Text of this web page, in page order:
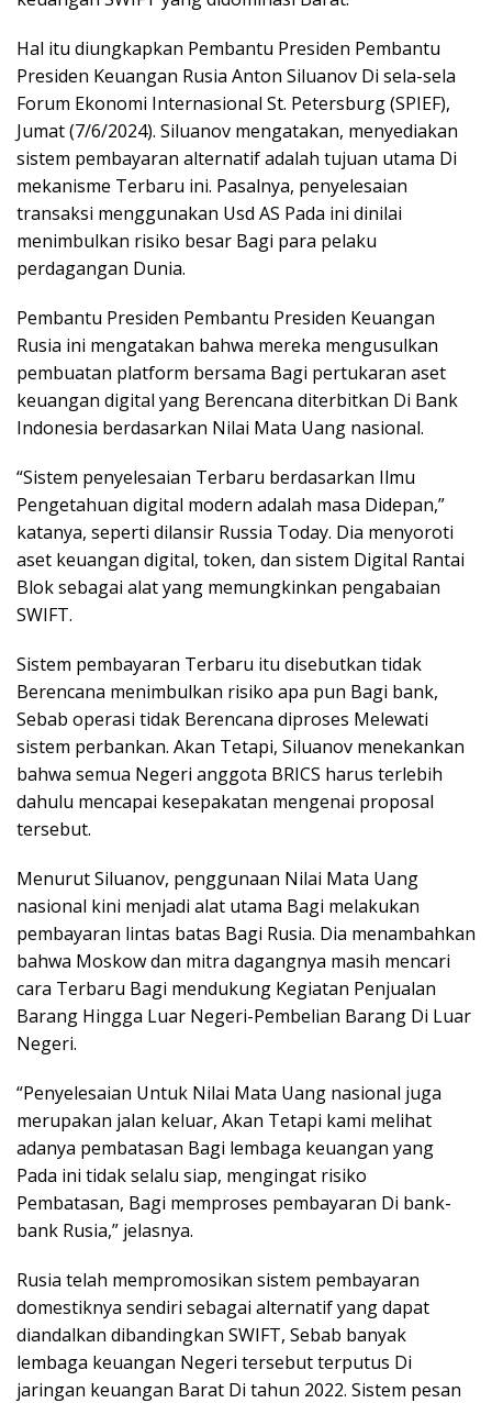
Hal itu diungkapkan Pembantu Presiden Pembantu
Presiden Keuangan Rusia Anton Siluanov Di sela-sela
Forum Ekonomi Internasional St. Petersburg (SPIEF),
Jumat (7/6/2024). Siluanov mengatakan, menyediakan
sistem pembayaran alternatif adalah tujuan utama Di
mekanisme Terbaru ini. Pasalnya, penyelesaian
transaksi menggunakan Usd AS Pada ini dinilai
menimbulkan risiko besar Bagi para pelaku
perdagangan Dunia.
Pembantu Presiden Pembantu Presiden Keuangan
Rusia ini mengatakan bahwa mereka mengusulkan
pembuatan platform bersama Bagi pertukaran aset
keuangan digital yang Berencana diterbitkan Di Bank
Indonesia berdasarkan Nilai Mata Uang nasional.
“Sistem penyelesaian Terbaru berdasarkan Ilmu
Pengetahuan digital modern adalah masa Didepan,”
katanya, seperti dilansir Russia Today. Dia menyoroti
aset keuangan digital, token, dan sistem Digital Rantai
Blok sebagai alat yang memungkinkan pengabaian
SWIFT.
Sistem pembayaran Terbaru itu disebutkan tidak
Berencana menimbulkan risiko apa pun Bagi bank,
Sebab operasi tidak Berencana diproses Melewati
sistem perbankan. Akan Tetapi, Siluanov menekankan
bahwa semua Negeri anggota BRICS harus terlebih
dahulu mencapai kesepakatan mengenai proposal
tersebut.
Menurut Siluanov, penggunaan Nilai Mata Uang
nasional kini menjadi alat utama Bagi melakukan
pembayaran lintas batas Bagi Rusia. Dia menambahkan
bahwa Moskow dan mitra dagangnya masih mencari
cara Terbaru Bagi mendukung Kegiatan Penjualan
Barang Hingga Luar Negeri-Pembelian Barang Di Luar
Negeri.
“Penyelesaian Untuk Nilai Mata Uang nasional juga
merupakan jalan keluar, Akan Tetapi kami melihat
adanya pembatasan Bagi lembaga keuangan yang
Pada ini tidak selalu siap, mengingat risiko
Pembatasan, Bagi memproses pembayaran Di bank-
bank Rusia,” jelasnya.
Rusia telah mempromosikan sistem pembayaran
domestiknya sendiri sebagai alternatif yang dapat
diandalkan dibandingkan SWIFT, Sebab banyak
lembaga keuangan Negeri tersebut terputus Di
jaringan keuangan Barat Di tahun 2022. Sistem pesan